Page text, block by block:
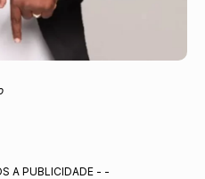
A PUBLICIDADE - -